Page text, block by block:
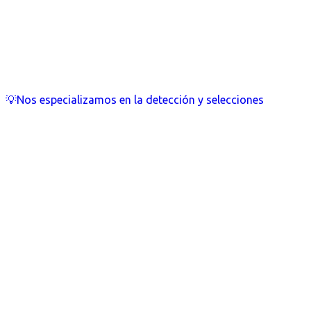
💡Nos especializamos en la detección y selecciones